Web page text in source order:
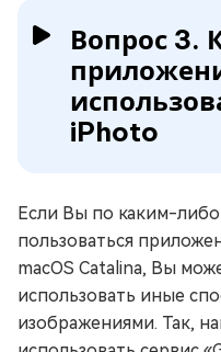
Вопрос 3.
iPhoto
Если Вы по каким-
пользоваться
macOS Catalina, Вы
использовать иные
изображениями. Так,